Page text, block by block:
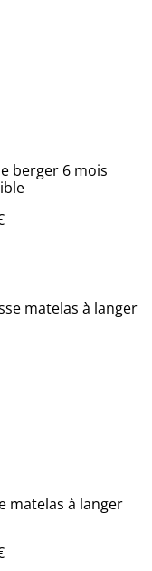
berger 6 mois
matelas à langer